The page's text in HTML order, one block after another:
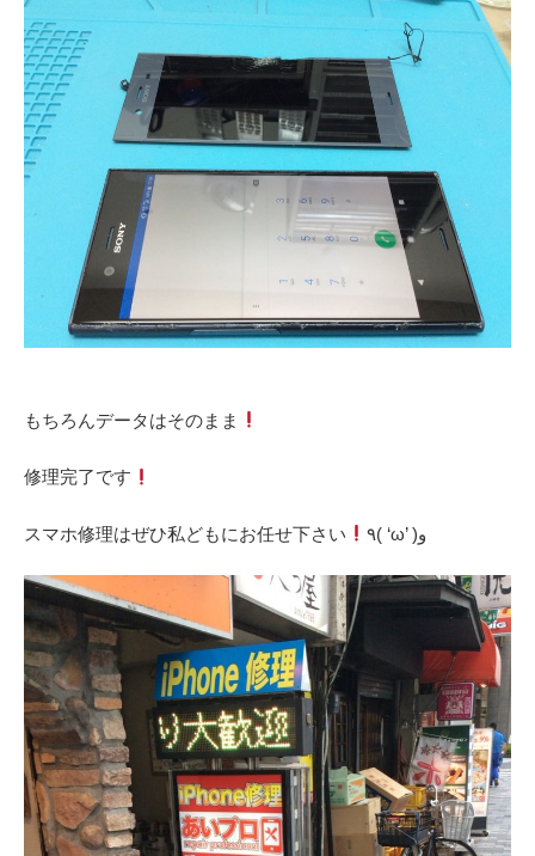
‎もちろんデータはそのまま
‎修理完了です
‎スマホ修理はぜひ私どもにお任せ下さい ٩( ‘ω’ )و